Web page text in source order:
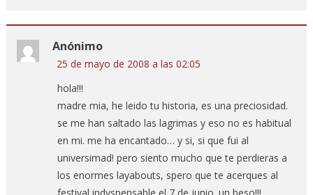
Anónimo
25 de mayo de 2008 a las 02:05
hola!!!
madre mia, he leido tu historia, es una preciosidad.
se me han saltado las lagrimas y eso no es habitual
en mi. me ha encantado… y si, si que fui al
universimad! pero siento mucho que te perdieras a
los enormes layabouts, spero que te acerques al
festival indyspensable el 7 de junio. un beso!!!